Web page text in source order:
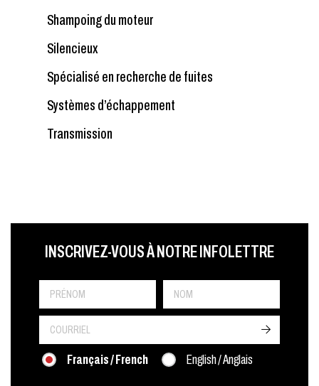
Shampoing du moteur
Silencieux
Spécialisé en recherche de fuites
Systèmes d’échappement
Transmission
PRÉNOM
LAST NAME
INSCRIVEZ-VOUS À NOTRE INFOLETTRE
LANGUE
Français / French English / Anglais
->